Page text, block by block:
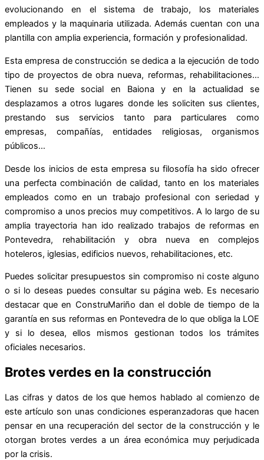
evolucionando en el sistema de trabajo, los materiales
empleados y la maquinaria utilizada. Además cuentan con una
plantilla con amplia experiencia, formación y profesionalidad.
Esta empresa de construcción se dedica a la ejecución de todo
tipo de proyectos de obra nueva, reformas, rehabilitaciones…
Tienen su sede social en Baiona y en la actualidad se
desplazamos a otros lugares donde les soliciten sus clientes,
prestando sus servicios tanto para particulares como
empresas, compañías, entidades religiosas, organismos
públicos…
Desde los inicios de esta empresa su filosofía ha sido ofrecer
una perfecta combinación de calidad, tanto en los materiales
empleados como en un trabajo profesional con seriedad y
compromiso a unos precios muy competitivos. A lo largo de su
amplia trayectoria han ido realizado trabajos de reformas en
Pontevedra, rehabilitación y obra nueva en complejos
hoteleros, iglesias, edificios nuevos, rehabilitaciones, etc.
Puedes solicitar presupuestos sin compromiso ni coste alguno
o si lo deseas puedes consultar su página web. Es necesario
destacar que en ConstruMariño dan el doble de tiempo de la
garantía en sus reformas en Pontevedra de lo que obliga la LOE
y si lo desea, ellos mismos gestionan todos los trámites
oficiales necesarios.
Brotes verdes en la construcción
Las cifras y datos de los que hemos hablado al comienzo de
este artículo son unas condiciones esperanzadoras que hacen
pensar en una recuperación del sector de la construcción y le
otorgan brotes verdes a un área económica muy perjudicada
por la crisis.